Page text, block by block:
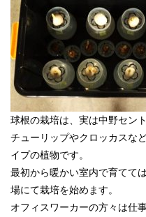
球根の栽培は、実は中野セン
チューリップやクロッカスな
イプの植物です。
最初から暖かい室内で育てて
場にて栽培を始めます。
オフィスワーカーの方々は仕